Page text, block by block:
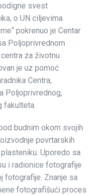
svest
o UN ciljevima
pokrenuo je Centar
Poljoprivrednom
za životnu
je uz pomoć
Centra,
Poljoprivrednog,
fakulteta.
budnim okom svojih
povrtarskih
Uporedo sa
i radionice fotografije
fotografije. Znanje sa
fotografišući proces